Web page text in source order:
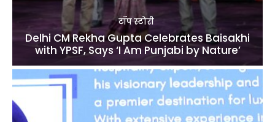
टॉप स्टोरी
Delhi CM Rekha Gupta Celebrates Baisakhi
with YPSF, Says ‘I Am Punjabi by Nature’